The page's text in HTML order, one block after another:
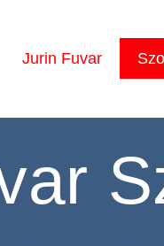
Jurin Fuvar